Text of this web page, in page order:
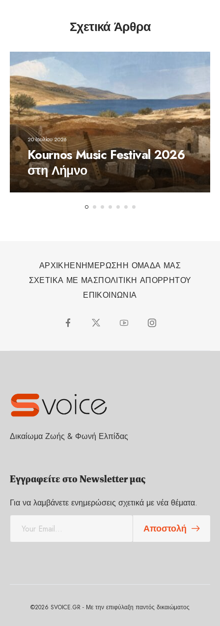
Σχετικά Άρθρα
20 Ιουλίου 2026
Kournos Music Festival 2026
στη Λήμνο
ΑΡΧΙΚΗΕΝΗΜΕΡΩΣΗΗ ΟΜΑΔΑ ΜΑΣ
ΣΧΕΤΙΚΑ ΜΕ ΜΑΣΠΟΛΙΤΙΚΗ ΑΠΟΡΡΗΤΟΥ
ΕΠΙΚΟΙΝΩΝΙΑ
Δικαίωμα Ζωής & Φωνή Ελπίδας
Εγγραφείτε στο Newsletter μας
Για να λαμβάνετε ενημερώσεις σχετικά με νέα θέματα.
a
Αποστολή
©2026 SVOICE.GR - Με την επιφύλαξη παντός δικαιώματος